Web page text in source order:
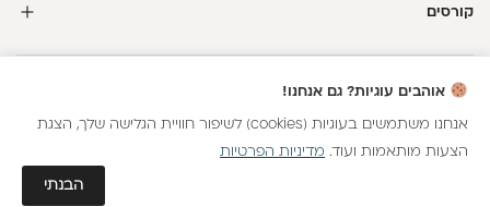
קורסים
כל הזכויות שמורות
אוהבים עוגיות? גם אנחנו!
אנחנו משתמשים בעוגיות (cookies) לשיפור חוויית הגלישה שלך, הצגת
הצעות מותאמות ועוד. מדיניות הפרטיות
הבנתי